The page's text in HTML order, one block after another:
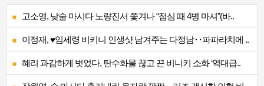
고소영, 낮술 마시다 노량진서 쫓겨나 “점심 때 4병 마셔”(바..
이정재, ♥임세령 비키니 인생샷 남겨주는 다정남‥파파라치에 ..
혜리 과감하게 벗었다, 탄수화물 끊고 끈 비니키 소화 ‘역대급..